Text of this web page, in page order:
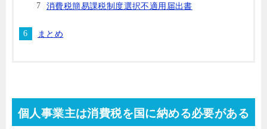
消費税簡易課税制度選択不適用届出書
まとめ
個人事業主は消費税を国に納める必要がある